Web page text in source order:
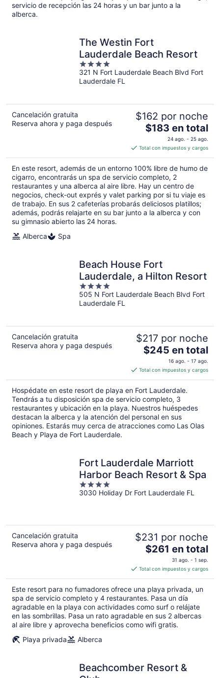
noche
servicio de recepción las 24 horas y un bar junto a la
alberca.
The Westin Fort
Lauderdale Beach Resort
4
out
of
321 N Fort Lauderdale Beach Blvd Fort
Lauderdale FL
Cancelación gratuita
Reserva ahora y paga después
$162 por noche
El
precio
es
de
$183
en
total
por
noche
$183 en total
24 ago. - 25 ago.
Total con impuestos y cargos
En este resort, además de un entorno 100% libre de humo de
cigarro, encontrarás un spa de servicio completo, 2
restaurantes y una alberca al aire libre. Hay un centro de
negocios, check-out exprés y valet parking por si tu viaje es
de trabajo. En sus 2 cafeterías probarás deliciosos platillos;
además, podrás relajarte en su bar junto a la alberca y con
su gimnasio abierto las 24 horas.
Alberca
Spa
Beach House Fort
Lauderdale, a Hilton Resort
4
out
of
505 N Fort Lauderdale Beach Blvd Fort
Lauderdale FL
Cancelación gratuita
Reserva ahora y paga después
$217 por noche
El
es
de
$245
en
total
por
noche
$245 en total
16 ago. - 17 ago.
Total con impuestos y cargos
Hospédate en este resort de playa en Fort Lauderdale.
Tendrás a tu disposición spa de servicio completo, 3
restaurantes y ubicación en la playa. Nuestros huéspedes
destacan la alberca y la atención del personal en sus
opiniones. Estarás muy cerca de atracciones como Las Olas
Beach y Playa de Fort Lauderdale.
Fort Lauderdale Marriott
Harbor Beach Resort & Spa
4
out
3030 Holiday Dr Fort Lauderdale FL
Cancelación gratuita
Reserva ahora y paga después
$231 por noche
El
es
de
$261
en
total
por
noche
$261 en total
31 ago. - 1 sep.
Total con impuestos y cargos
Este resort para no fumadores ofrece una playa privada, un
spa de servicio completo y 4 restaurantes. Pasa un día
agradable en la playa con actividades como surf o relájate
en las sombrillas. Pasa un rato agradable en sus 2 albercas
al aire libre y aprovecha beneficios como wifi gratis.
Playa privada
Alberca
Beachcomber Resort &